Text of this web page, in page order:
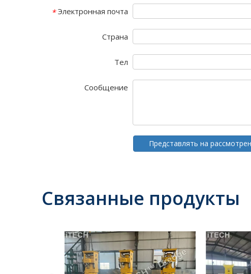
* Электронная почта
Страна
Тел
Сообщение
Представлять на
Связанные продукты